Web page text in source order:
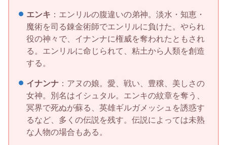
エンキ ：エンリルの腹違いの弟神。淡水・知恵・
魔術を司る錬金術師でエンリルに負けた。やられ
役の神々で、イナンナに権威を奪われたともされ
る。エンリルに命じられて、粘土から人類を創造
する。
イナンナ：アヌの娘。愛、戦い、豊穣、美しさの
女神。別名はイシュタル。エンキの紋章を奪う、
冥界で死ぬが蘇る、英雄ギルガメッシュを誘惑す
るなど、多くの伝説を残す。伝説によっては未熟
な人物の場合もある。